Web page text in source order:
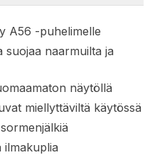
A56 -puhelimelle
naarmuilta ja
näytöllä
miellyttäviltä käytössä
ilmakuplia